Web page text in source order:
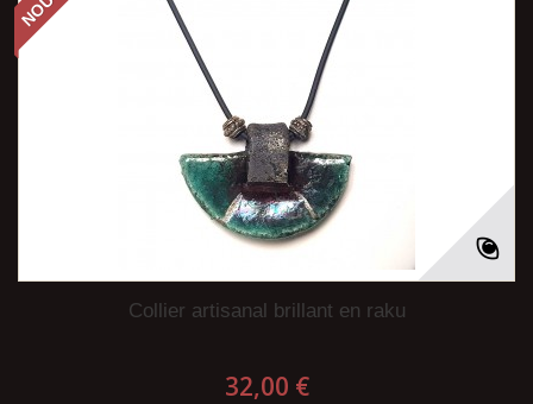
Collier artisanal brillant en raku
32,00 €